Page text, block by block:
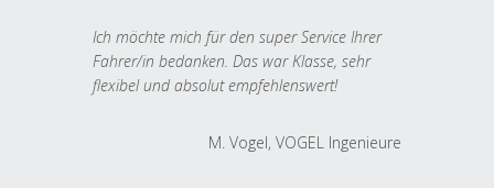
Ich möchte mich für den super Service Ihrer
Fahrer/in bedanken. Das war Klasse, sehr
flexibel und absolut empfehlenswert!
M. Vogel, VOGEL Ingenieure